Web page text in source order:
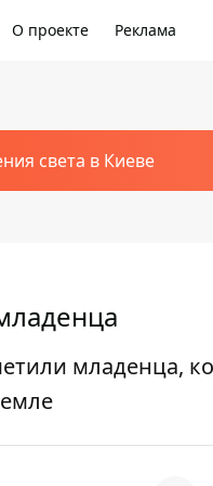
О проекте Реклама
света в Киеве
младенца,